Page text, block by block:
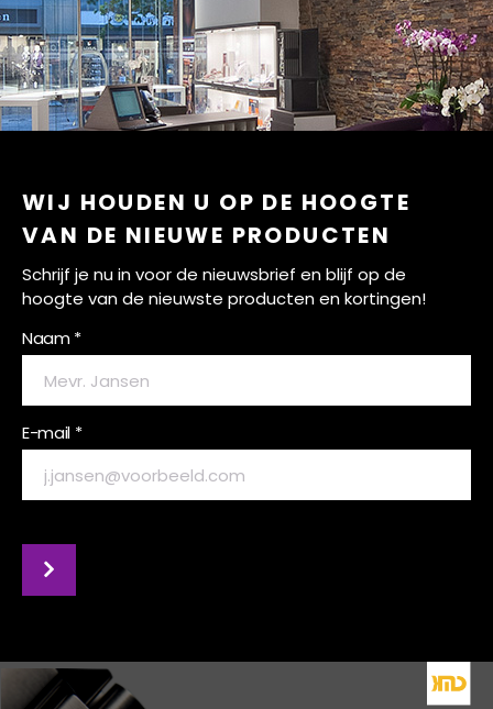
WIJ HOUDEN U OP DE HOOGTE
VAN DE NIEUWE PRODUCTEN
Schrijf je nu in voor de nieuwsbrief en blijf op de
hoogte van de nieuwste producten en kortingen!
Naam *
E-mail *